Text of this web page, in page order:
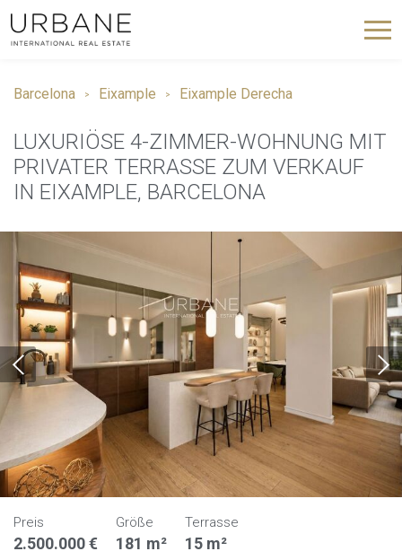
Barcelona Eixample Eixample Derecha
LUXURIÖSE 4-ZIMMER-WOHNUNG MIT
PRIVATER TERRASSE ZUM VERKAUF
IN EIXAMPLE, BARCELONA
Preis
2.500.000 €
Größe
181 m²
Terrasse
15 m²